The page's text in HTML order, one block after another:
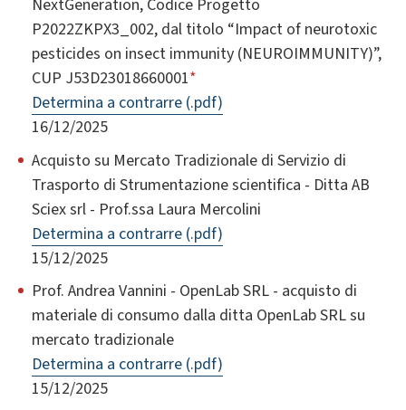
NextGeneration, Codice Progetto
P2022ZKPX3_002, dal titolo “Impact of neurotoxic
pesticides on insect immunity (NEUROIMMUNITY)”,
CUP J53D23018660001*
Determina a contrarre (.pdf)
16/12/2025
Acquisto su Mercato Tradizionale di Servizio di
Trasporto di Strumentazione scientifica - Ditta AB
Sciex srl - Prof.ssa Laura Mercolini
Determina a contrarre (.pdf)
15/12/2025
Prof. Andrea Vannini - OpenLab SRL - acquisto di
materiale di consumo dalla ditta OpenLab SRL su
mercato tradizionale
Determina a contrarre (.pdf)
15/12/2025